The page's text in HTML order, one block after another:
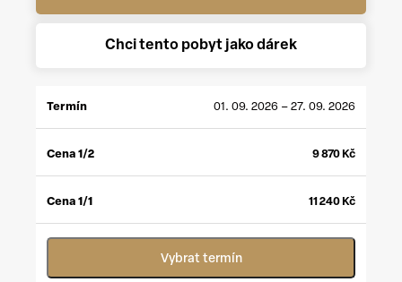
Chci tento pobyt jako dárek
1/2*
CENA
1/1**
01. 09. 2026 – 27. 09. 2026
9 870 Kč
11 240 Kč
Vybrat termín